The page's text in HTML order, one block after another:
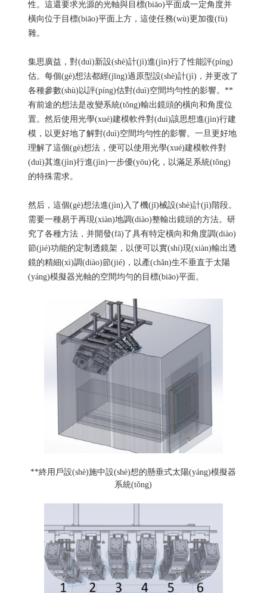
性。這還要求光源的光軸與目標(biāo)平面成一定角度并
橫向位于目標(biāo)平面上方，這使任務(wù)更加復(fù)
雜。
集思廣益，對(duì)新設(shè)計(jì)進(jìn)行了性能評(píng)
估。每個(gè)想法都經(jīng)過原型設(shè)計(jì)，并更改了
各種參數(shù)以評(píng)估對(duì)空間均勻性的影響。**
有前途的想法是改變系統(tǒng)輸出鏡頭的橫向和角度位
置。然后使用光學(xué)建模軟件對(duì)該思想進(jìn)行建
模，以更好地了解對(duì)空間均勻性的影響。一旦更好地
理解了這個(gè)想法，便可以使用光學(xué)建模軟件對
(duì)其進(jìn)行進(jìn)一步優(yōu)化，以滿足系統(tǒng)
的特殊需求。
然后，這個(gè)想法進(jìn)入了機(jī)械設(shè)計(jì)階段。
需要一種易于再現(xiàn)地調(diào)整輸出鏡頭的方法。研
究了各種方法，并開發(fā)了具有特定橫向和角度調(diào)
節(jié)功能的定制透鏡架，以便可以實(shí)現(xiàn)輸出透
鏡的精細(xì)調(diào)節(jié)，以產(chǎn)生不垂直于太陽
(yáng)模擬器光軸的空間均勻的目標(biāo)平面。
**終用戶設(shè)施中設(shè)想的懸垂式太陽(yáng)模擬器
系統(tǒng)